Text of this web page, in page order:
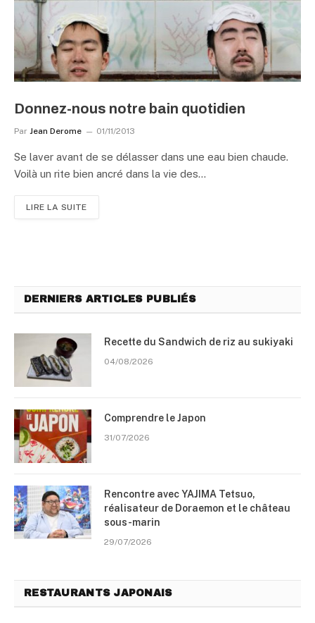
Donnez-nous notre bain quotidien
Par Jean Derome 01/11/2013
Se laver avant de se délasser dans une eau bien chaude.
Voilà un rite bien ancré dans la vie des…
LIRE LA SUITE
DERNIERS ARTICLES PUBLIÉS
Recette du Sandwich de riz au sukiyaki
04/08/2026
Comprendre le Japon
31/07/2026
Rencontre avec YAJIMA Tetsuo,
réalisateur de Doraemon et le château
sous-marin
29/07/2026
RESTAURANTS JAPONAIS